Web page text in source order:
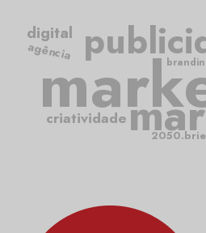
criatividade
agência
digital